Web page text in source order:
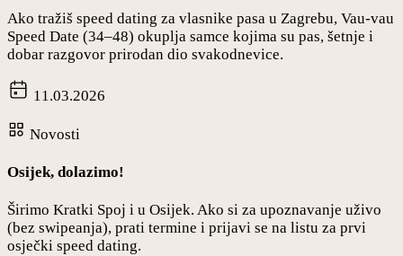
Ako tražiš speed dating za vlasnike pasa u Zagrebu, Vau-vau
Speed Date (34–48) okuplja samce kojima su pas, šetnje i
dobar razgovor prirodan dio svakodnevice.
11.03.2026
Novosti
Osijek, dolazimo!
Širimo Kratki Spoj i u Osijek. Ako si za upoznavanje uživo
(bez swipeanja), prati termine i prijavi se na listu za prvi
osječki speed dating.